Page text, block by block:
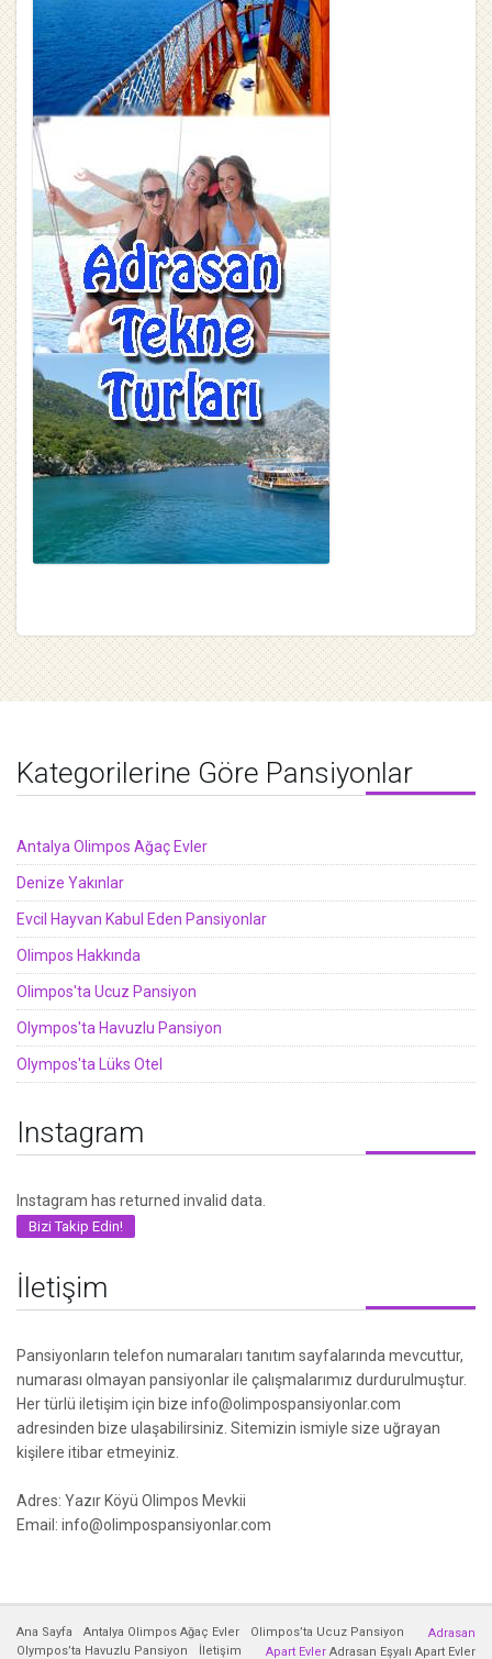
Kategorilerine Göre Pansiyonlar
Antalya Olimpos Ağaç Evler
Denize Yakınlar
Evcil Hayvan Kabul Eden Pansiyonlar
Olimpos Hakkında
Olimpos'ta Ucuz Pansiyon
Olympos'ta Havuzlu Pansiyon
Olympos'ta Lüks Otel
Instagram
Instagram has returned invalid data.
Bizi Takip Edin!
İletişim
Pansiyonların telefon numaraları tanıtım sayfalarında mevcuttur,
numarası olmayan pansiyonlar ile çalışmalarımız durdurulmuştur.
Her türlü iletişim için bize info@olimpospansiyonlar.com
adresinden bize ulaşabilirsiniz. Sitemizin ismiyle size uğrayan
kişilere itibar etmeyiniz.
Adres: Yazır Köyü Olimpos Mevkii
Email: info@olimpospansiyonlar.com
Ana Sayfa Antalya Olimpos Ağaç Evler
Olimpos’ta Ucuz Pansiyon
Olympos’ta Havuzlu Pansiyon
İletişim
Adrasan
Apart Evler Adrasan Eşyalı Apart Evler